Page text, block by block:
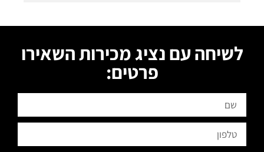
לשיחה עם נציג מכירות השאירו
פרטים: